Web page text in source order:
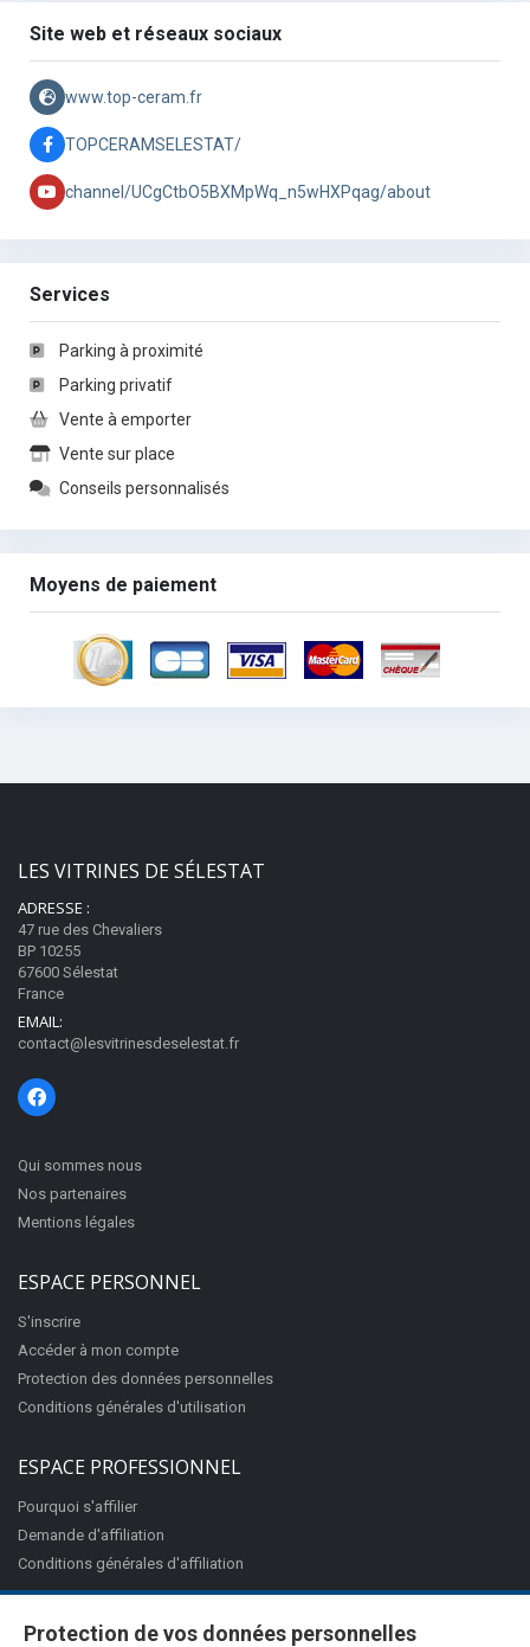
Protection de vos données personnelles
Site web et réseaux sociaux
www.top-ceram.fr
TOPCERAMSELESTAT/
channel/UCgCtbO5BXMpWq_n5wHXPqag/about
Services
Parking à proximité
Parking privatif
Vente à emporter
Vente sur place
Conseils personnalisés
Moyens de paiement
LES VITRINES DE SÉLESTAT
ADRESSE :
47 rue des Chevaliers
BP 10255
67600 Sélestat
France
EMAIL:
contact@lesvitrinesdeselestat.fr
Qui sommes nous
Nos partenaires
Mentions légales
ESPACE PERSONNEL
S'inscrire
Accéder à mon compte
Protection des données personnelles
Conditions générales d'utilisation
ESPACE PROFESSIONNEL
Pourquoi s'affilier
Demande d'affiliation
Conditions générales d'affiliation